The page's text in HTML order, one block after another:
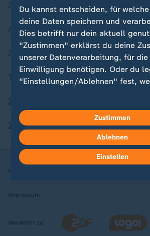
Zuletzt veröffentlicht
Aktuelle Sendungs-Videos
ZDFheute Stories
Themen im Überblick
ZDFheute Apps
Nutzungsbedingungen
Impressum
Wechseln zu:
Du kannst entscheiden, für
deine Daten speichern und
Dies betrifft nur dein aktuell
"Zustimmen" erklärst du deine
unserer Datenverarbeitung, für
Einwilligung benötigen. Oder du
"Einstellungen/Ablehnen" fest,
kannst du jederzeit mit Wirkung
in deinen Einstellungen
Hier findest du das Impressum.
Weitere Informationen findest du
Zustimmen
Ablehnen
Einstellen